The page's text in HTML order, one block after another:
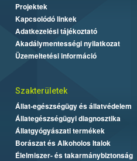
Projektek
Kapcsolódó linkek
Adatkezelési tájékoztató
Akadálymentességi nyilatkozat
Üzemeltetési információ
Szakterületek
Állat-egészségügy és állatvédelem
Állategészségügyi diagnosztika
Állatgyógyászati termékek
Borászat és Alkoholos Italok
Élelmiszer- és takarmánybiztonság